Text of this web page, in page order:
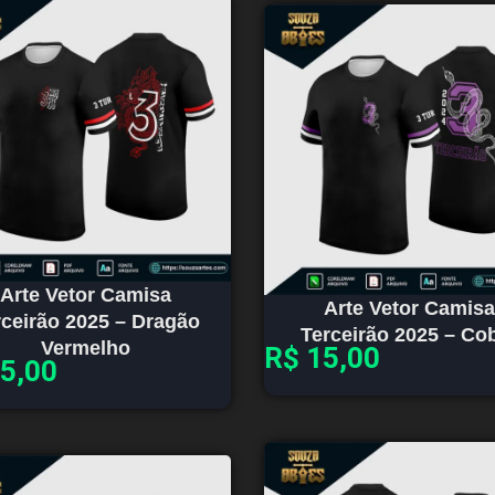
Arte Vetor Camisa
2025 – Dragão
Vermelho
Arte Vetor Camisa
Terceirão 2025 –
R$ 15,00